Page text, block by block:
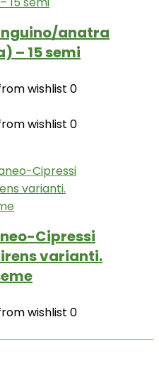
anatra
– 15 semi
wishlist 0
wishlist 0
Cipressi
varianti.
wishlist 0